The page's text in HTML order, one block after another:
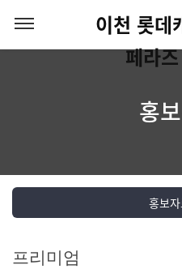
이천 롯데
페라
홍
홍보
프리미엄